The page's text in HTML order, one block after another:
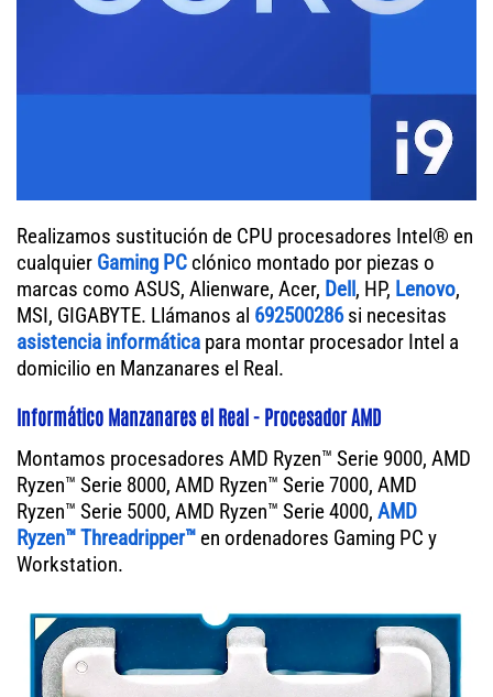
Realizamos sustitución de CPU procesadores Intel® en
cualquier Gaming PC clónico montado por piezas o
marcas como ASUS, Alienware, Acer, Dell, HP, Lenovo,
MSI, GIGABYTE. Llámanos al 692500286si necesitas
asistencia informática para montar procesador Intel a
domicilio en Manzanares el Real.
Informático Manzanares el Real - Procesador AMD
Montamos procesadores AMD Ryzen™ Serie 9000, AMD
Ryzen™ Serie 8000, AMD Ryzen™ Serie 7000, AMD
Ryzen™ Serie 5000, AMD Ryzen™ Serie 4000, AMD
Ryzen™ Threadripper™ en ordenadores Gaming PC y
Workstation.